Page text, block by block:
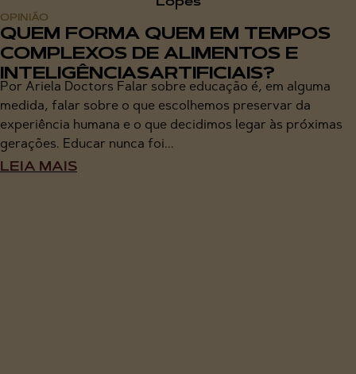
OPINIÃO
QUEM FORMA QUEM EM TEMPOS
COMPLEXOS DE ALIMENTOS E
INTELIGÊNCIASARTIFICIAIS?
Por Ariela Doctors Falar sobre educação é, em alguma
medida, falar sobre o que escolhemos preservar da
experiência humana e o que decidimos legar às próximas
gerações. Educar nunca foi...
LEIA MAIS